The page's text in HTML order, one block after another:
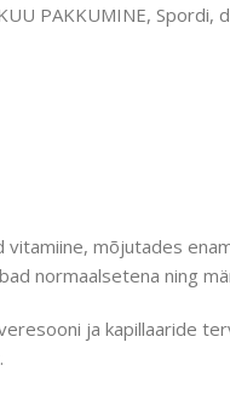
PAKKUMINE, Spordi,
vitamiine, mõjutades
normaalsetena ning
ja kapillaaride